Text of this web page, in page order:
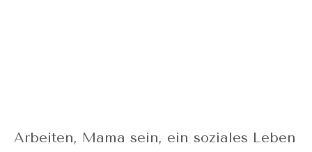
Arbeiten, Mama sein, ein soziales Leben